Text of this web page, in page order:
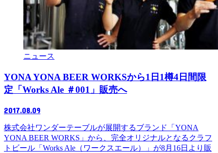
ニュース
YONA YONA BEER WORKSから1日1樽4日間限
定「Works Ale ＃001」販売へ
2017.08.09
株式会社ワンダーテーブルが展開するブランド「YONA
YONA BEER WORKS」から、完全オリジナルとなるクラフ
トビール「Works Ale（ワークスエール）」が8月16日より販